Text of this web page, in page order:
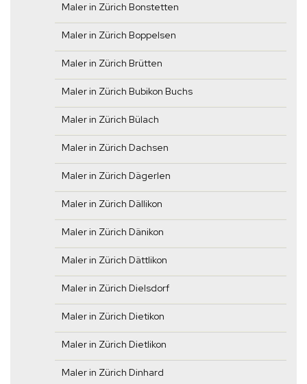
Maler in Zürich Bonstetten
Maler in Zürich Boppelsen
Maler in Zürich Brütten
Maler in Zürich Bubikon Buchs
Maler in Zürich Bülach
Maler in Zürich Dachsen
Maler in Zürich Dägerlen
Maler in Zürich Dällikon
Maler in Zürich Dänikon
Maler in Zürich Dättlikon
Maler in Zürich Dielsdorf
Maler in Zürich Dietikon
Maler in Zürich Dietlikon
Maler in Zürich Dinhard